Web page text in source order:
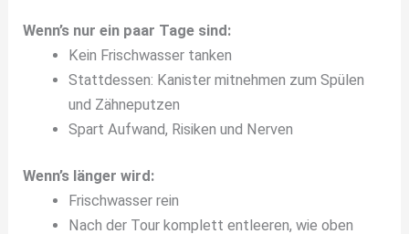
Wenn’s nur ein paar Tage sind:
Kein Frischwasser tanken
Stattdessen: Kanister mitnehmen zum Spülen
und Zähneputzen
Spart Aufwand, Risiken und Nerven
Wenn’s länger wird:
Frischwasser rein
Nach der Tour komplett entleeren, wie oben